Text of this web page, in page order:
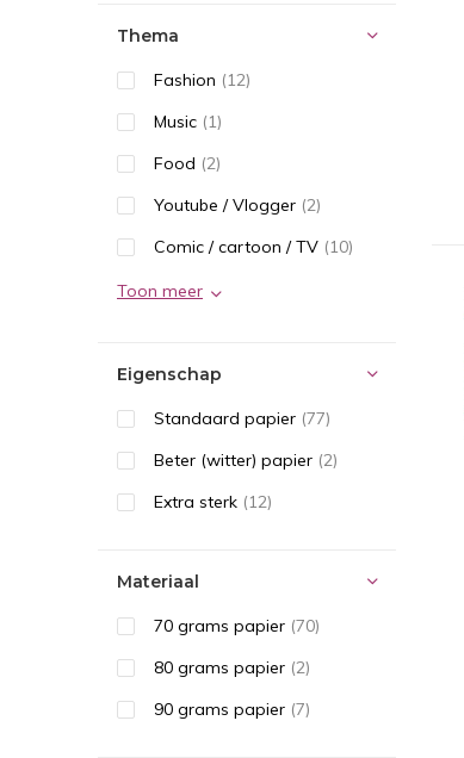
Thema
Fashion (12)
Music (1)
Food (2)
Youtube / Vlogger (2)
Comic / cartoon / TV (10)
Toon meer
Eigenschap
Standaard papier (77)
Beter (witter) papier (2)
Extra sterk (12)
Materiaal
70 grams papier (70)
80 grams papier (2)
90 grams papier (7)